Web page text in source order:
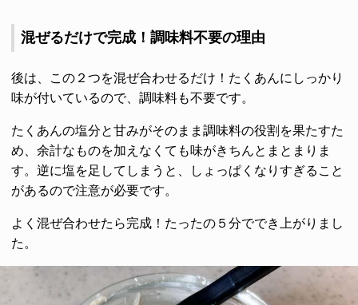
混ぜるだけで完成！調味料不要の理由
後は、この２つを混ぜ合わせるだけ！たくあんにしっかり
味が付いているので、調味料も不要です。
たくあんの塩分と甘みがそのまま調味料の役割を果たすた
め、余計なものを加えなくても味がきちんとまとまりま
す。逆に塩を足してしまうと、しょっぱくなりすぎること
があるので注意が必要です。
よく混ぜ合わせたら完成！たったの５分ででき上がりまし
た。